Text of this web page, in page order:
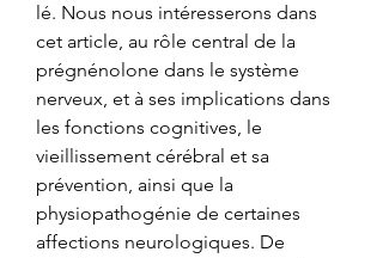
lé. Nous nous intéresserons dans
cet article, au rôle central de la
prégnénolone dans le système
nerveux, et à ses implications dans
les fonctions cognitives, le
vieillissement cérébral et sa
prévention, ainsi que la
physiopathogénie de certaines
affections neurologiques. De